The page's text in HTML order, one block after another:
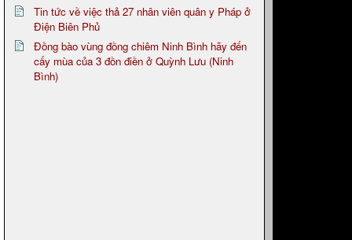
Tin tức về việc thả 27 nhân viên quân y Pháp ở
Điện Biên Phủ
Đồng bào vùng đồng chiêm Ninh Bình hãy đến
cấy mùa của 3 đồn điền ở Quỳnh Lưu (Ninh
Bình)